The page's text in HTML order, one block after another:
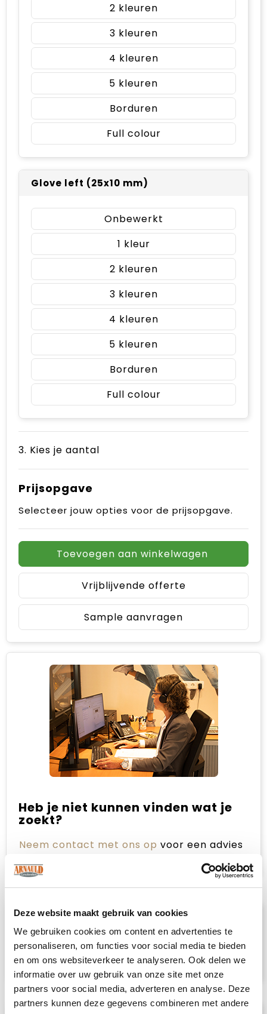
Deze website maakt gebruik van cookies
We gebruiken cookies om content en advertenties te
personaliseren, om functies voor social media te bieden
en om ons websiteverkeer te analyseren. Ook delen we
informatie over uw gebruik van onze site met onze
partners voor social media, adverteren en analyse. Deze
partners kunnen deze gegevens combineren met andere
2
3
4
5
Borduren
Full colour
Glove left (25x10 mm)
Onbewerkt
1
2
3
4
5
Borduren
Full colour
3. Kies je aantal
Prijsopgave
Selecteer jouw opties voor de prijsopgave.
Toevoegen aan winkelwagen
Vrijblijvende offerte
Sample aanvragen
Heb je niet kunnen vinden wat je
zoekt?
Neem contact met ons op voor een advies
Omschrijving
Gebreide handschoenen van zacht, rekbaar
RPET-polyester met patch.